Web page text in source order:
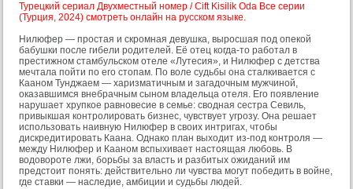
Турецкий сериал Двухместный номер / Cift Kisilik Oda Все серии
(Турция, 2024) смотреть онлайн на русском языке.
Нилюфер — простая и скромная девушка, выросшая под опекой
бабушки после гибели родителей. Её отец когда-то работал в
престижном стамбульском отеле «Лутесия», и Нилюфер с детства
мечтала пойти по его стопам. По воле судьбы она сталкивается с
Кааном Тунджаем — харизматичным и загадочным мужчиной,
оказавшимся внебрачным сыном владельца отеля. Его появление
нарушает хрупкое равновесие в семье: сводная сестра Севиль,
привыкшая контролировать бизнес, чувствует угрозу. Она решает
использовать наивную Нилюфер в своих интригах, чтобы
дискредитировать Каана. Однако план выходит из-под контроля —
между Нилюфер и Кааном вспыхивает настоящая любовь. В
водовороте лжи, борьбы за власть и разбитых ожиданий им
предстоит понять: действительно ли чувства могут победить в войне,
где ставки — наследие, амбиции и судьбы людей.